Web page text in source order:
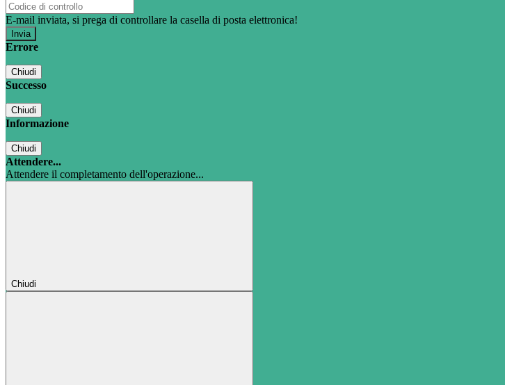
E-mail inviata, si prega di controllare la casella di posta elettronica!
Errore
Chiudi
Successo
Chiudi
Informazione
Chiudi
Attendere...
Attendere il completamento dell'operazione...
Chiudi